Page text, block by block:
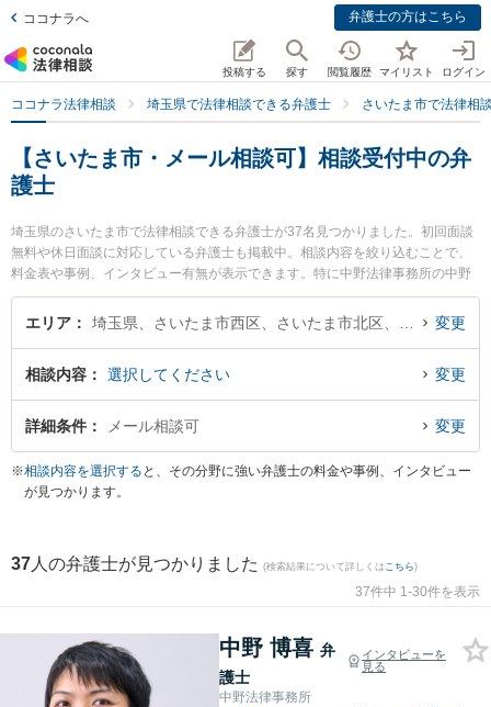
ココナラへ 弁護士の方はこちら
投稿する 探す 閲覧履歴 マイリスト ログイン
ココナラ法律相談 埼玉県で法律相談できる弁護士 さいたま市で法律相
【さいたま市・メール相談可】相談受付中の弁
護士
埼玉県のさいたま市で法律相談できる弁護士が37名見つかりました。初回面談
無料や休日面談に対応している弁護士も掲載中。相談内容を絞り込むことで、
料金表や事例、インタビュー有無が表示できます。特に中野法律事務所の中野
博喜弁護士やサンライツ法律事務所の星野 泰志弁護士、大宮ありあけ法律事務
所の齊藤 翔平弁護士のプロフィール情報や弁護士費用、強みなどが注目されて
い。さいたま市で土日や夜間に発生した不倫慰謝料トラブルを今すぐに弁護士
に相談したい』『交通事故の過失割合や後遺障害のトラブル解決の実績豊富な
近くの弁護士を検索したい』『初回相談無料で自己破産や債務整理を法律相談
おすすめです。
エリア 変更
相談内容 選択してください 変更
詳細条件 メール相談可 変更
※相談内容を選択する と、その分野に強い弁護士の料金や事例、インタビュー
が見つかります。
37 人の弁護士が見つかりました (検索結果について詳しくは こちら)
37件中 1-30件を表示
中野 博喜 弁
護士
インタビューを
見る
中野法律事務所